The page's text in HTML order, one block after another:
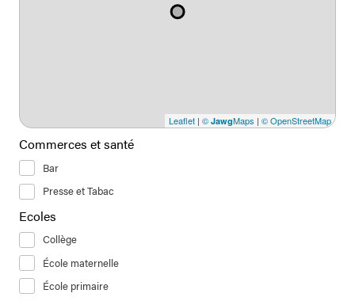
Leaflet | © JawgMaps | © OpenStreetMap
Commerces et santé
Bar
Presse et Tabac
Ecoles
Collège
École maternelle
École primaire